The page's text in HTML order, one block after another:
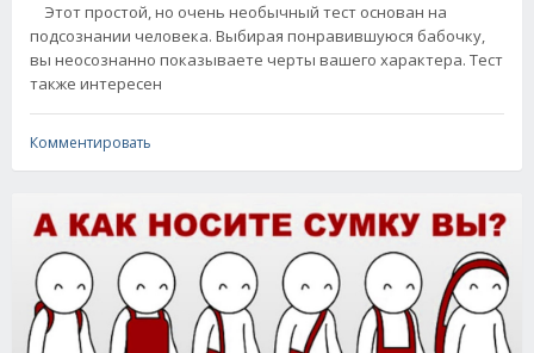
Этот простой, но очень необычный тест основан на
подсознании человека. Выбирая понравившуюся бабочку,
вы неосознанно показываете черты вашего характера. Тест
также интересен
Комментировать